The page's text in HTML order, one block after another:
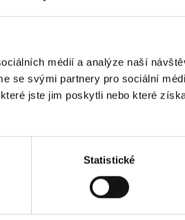
médií a analýze naší
se svými partnery pro sociální
jste jim poskytli nebo které
Statistické